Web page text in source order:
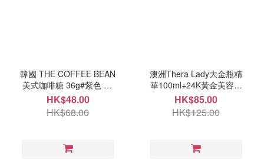
韓國 THE COFFEE BEAN
美式咖啡糖 36g#紫色 10
月中
HK$48.00
HK$68.00
澳洲Thera Lady大金瓶精
華100ml+24K黃金美容套
裝 9月尾
HK$85.00
HK$125.00